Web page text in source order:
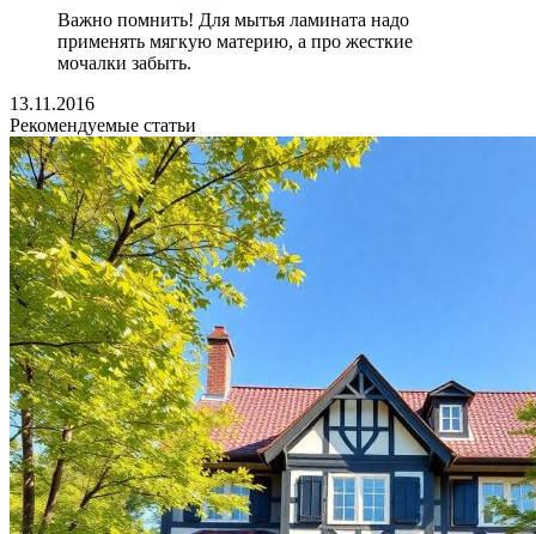
Важно помнить! Для мытья ламината надо
применять мягкую материю, а про жесткие
мочалки забыть.
13.11.2016
Рекомендуемые статьи